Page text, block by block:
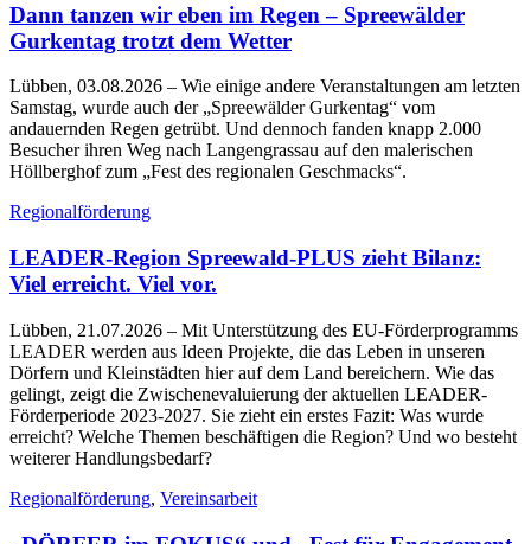
Dann tanzen wir eben im Regen – Spreewälder
Gurkentag trotzt dem Wetter
Lübben, 03.08.2026 – Wie einige andere Veranstaltungen am letzten
Samstag, wurde auch der „Spreewälder Gurkentag“ vom
andauernden Regen getrübt. Und dennoch fanden knapp 2.000
Besucher ihren Weg nach Langengrassau auf den malerischen
Höllberghof zum „Fest des regionalen Geschmacks“.
Regionalförderung
LEADER-Region Spreewald-PLUS zieht Bilanz:
Viel erreicht. Viel vor.
Lübben, 21.07.2026 – Mit Unterstützung des EU-Förderprogramms
LEADER werden aus Ideen Projekte, die das Leben in unseren
Dörfern und Kleinstädten hier auf dem Land bereichern. Wie das
gelingt, zeigt die Zwischenevaluierung der aktuellen LEADER-
Förderperiode 2023-2027. Sie zieht ein erstes Fazit: Was wurde
erreicht? Welche Themen beschäftigen die Region? Und wo besteht
weiterer Handlungsbedarf?
Regionalförderung, Vereinsarbeit